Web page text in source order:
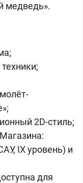
медведь».
2D-стиль;
IX уровень) и
для